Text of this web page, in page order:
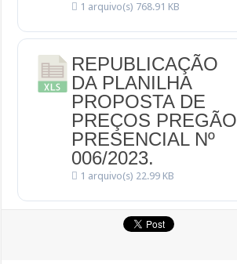
1 arquivo(s) 768.91 KB
REPUBLICAÇÃO
DA PLANILHA
PROPOSTA DE
PREÇOS PREGÃO
PRESENCIAL Nº
006/2023.
1 arquivo(s) 22.99 KB